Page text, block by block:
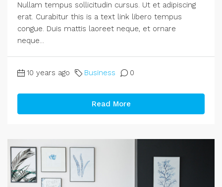
Nullam tempus sollicitudin cursus. Ut et adipiscing
erat. Curabitur this is a text link libero tempus
congue. Duis mattis laoreet neque, et ornare
neque...
10 years ago Business 0
Read More